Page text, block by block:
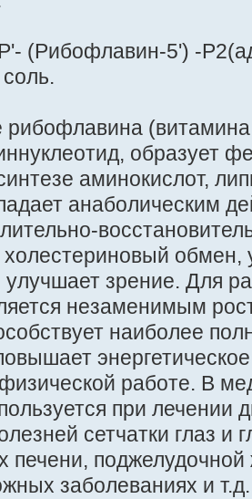
(Рибофлавин-5') -
рибофлавина
образует
аминокислот,
анаболическим
обмен,
улучшает зрение. Для
незаменимым
наиболее
работе. В
при лечении
сетчатки глаз и
печени,
заболеваниях и т.д.